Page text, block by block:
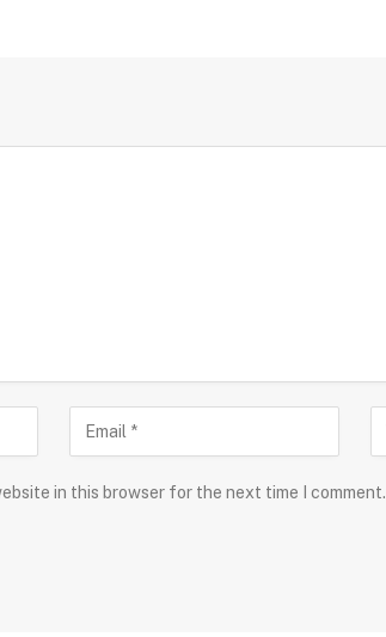
in this browser for the next time I comment.